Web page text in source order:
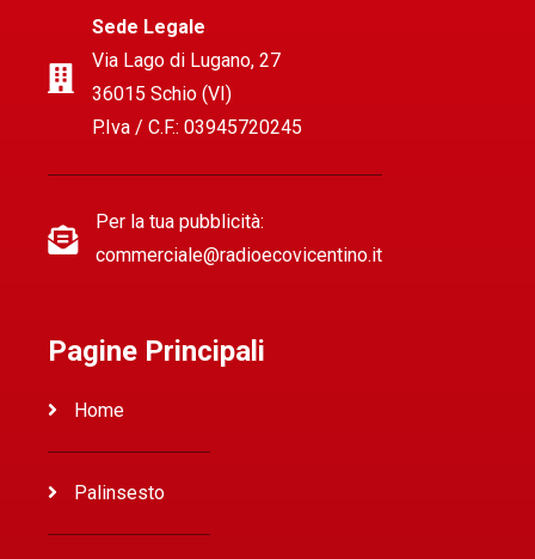
Sede Legale
Via Lago di Lugano, 27
36015 Schio (VI)
P.Iva / C.F.: 03945720245
Per la tua pubblicità:
commerciale@radioecovicentino.it
Pagine Principali
Home
Palinsesto